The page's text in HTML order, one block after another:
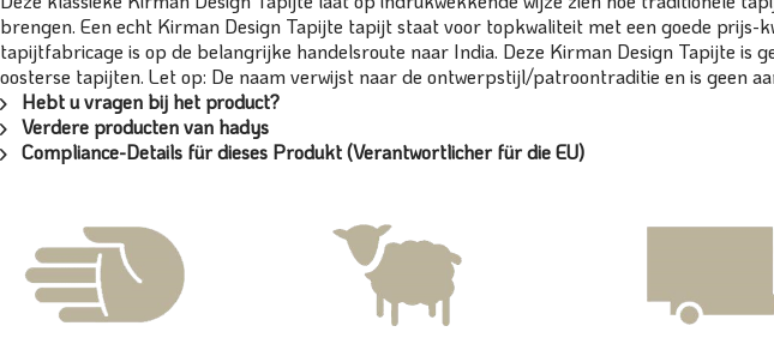
brengen. Een echt Kirman Design Tapijte tapijt staat voor topkwaliteit met een goede
tapijtfabricage is op de belangrijke handelsroute naar India. Deze Kirman Design Tapijte is
oosterse tapijten. Let op: De naam verwijst naar de ontwerpstijl/patroontraditie en is geen
Hebt u vragen bij het product?
Verdere producten van hadys
Compliance-Details für dieses Produkt (Verantwortlicher für die EU)